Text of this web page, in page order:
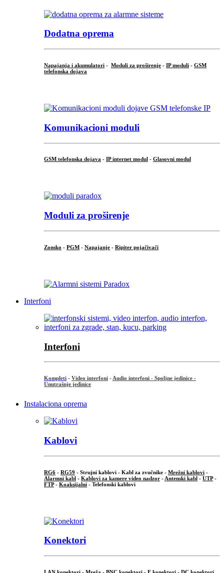
Dodatna oprema
Napajanja i akumulatori - Moduli za proširenje - IP moduli - GSM
telefonska dojava
Komunikacioni moduli
GSM telefonska dojava - IP internet modul - Glasovni modul
Moduli za proširenje
Zonsko - PGM - Napajanje - Ripiter pojačivači
Interfoni
Interfoni
Kompleti - Video interfoni - Audio interfoni - Spoljne jedinice -
Unutrašnje jedinice
Instalaciona oprema
Kablovi
RG6 - RG59 - Strujni kablovi - Kabl za zvučnike - Mrežni kablovi -
Alarmni kabl - Kablovi za kamere video nadzor - Antenski kabl - UTP-
FTP- Koaksijalni - Telefonski kablovi
Konektori